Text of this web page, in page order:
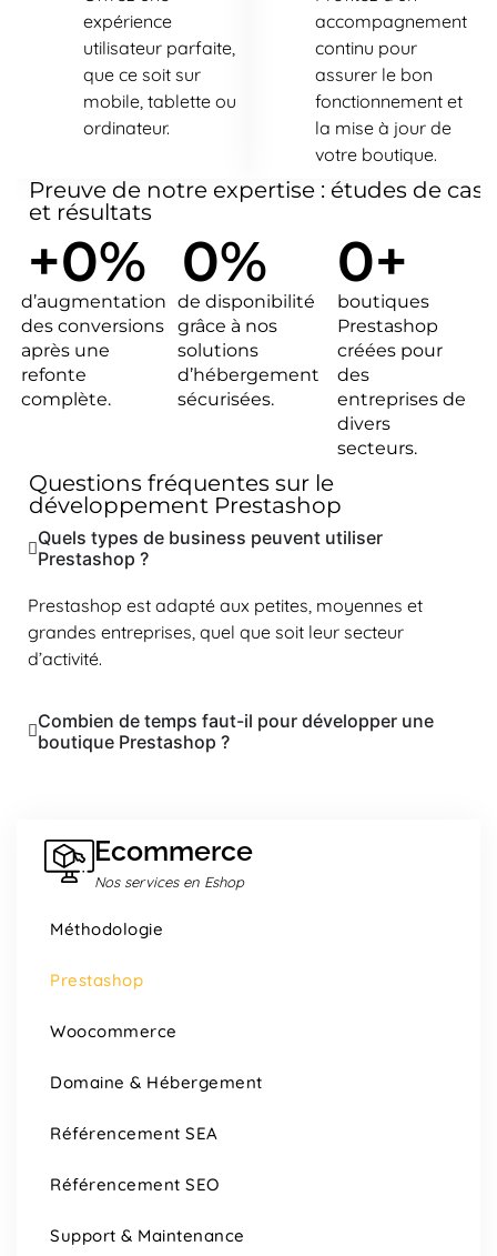
Ecommerce
Nos services en Eshop
Méthodologie
Prestashop
Woocommerce
Domaine & Hébergement
Référencement SEA
Référencement SEO
Support & Maintenance
expérience
utilisateur parfaite,
que ce soit sur
mobile, tablette ou
ordinateur.
accompagnement
continu pour
assurer le bon
fonctionnement et
la mise à jour de
votre boutique.
Preuve de notre expertise : études de cas
et résultats
d’augmentation
des conversions
après une
refonte
complète.
+0%
de disponibilité
grâce à nos
solutions
d’hébergement
sécurisées.
0%
boutiques
Prestashop
créées pour
des
entreprises de
divers
secteurs.
0+
Questions fréquentes sur le
développement Prestashop
Quels types de business peuvent utiliser
Prestashop ?
Prestashop est adapté aux petites, moyennes et
grandes entreprises, quel que soit leur secteur
d’activité.
Combien de temps faut-il pour développer une
boutique Prestashop ?